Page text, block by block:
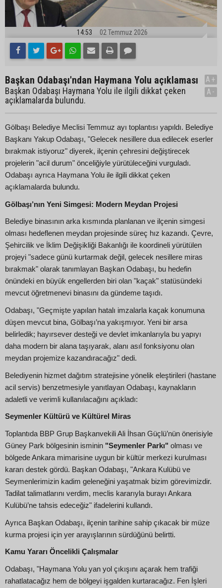
14:53 02 Temmuz 2026
Başkan Odabaşı'ndan Haymana Yolu açıklaması
Başkan Odabaşı Haymana Yolu ile ilgili dikkat çeken
açıklamalarda bulundu.
A+
A-
Gölbaşı Belediye Meclisi Temmuz ayı toplantısı yapıldı. Belediye
Başkanı Yakup Odabaşı, "Gelecek nesillere dua edilecek eserler
bırakmak istiyoruz" diyerek, ilçenin çehresini değiştirecek
projelerin "acil durum" önceliğiyle yürütüleceğini vurguladı.
Odabaşı ayrıca Haymana Yolu ile ilgili dikkat çeken
açıklamalarda bulundu.
Gölbaşı’nın Yeni Simgesi: Modern Meydan Projesi
Belediye binasının arka kısmında planlanan ve ilçenin simgesi
olması hedeflenen meydan projesinde süreç hız kazandı. Çevre,
Şehircilik ve İklim Değişikliği Bakanlığı ile koordineli yürütülen
projeyi "sadece günü kurtarmak değil, gelecek nesillere miras
bırakmak" olarak tanımlayan Başkan Odabaşı, bu hedefin
önündeki en büyük engellerden biri olan "kaçak" statüsündeki
mevcut öğretmenevi binasını da gündeme taşıdı.
Odabaşı, "Geçmişte yapılan hatalı imzalarla kaçak konumuna
düşen mevcut bina, Gölbaşı’na yakışmıyor. Yeni bir arsa
belirledik; hayırsever desteği ve devlet imkanlarıyla bu yapıyı
daha modern bir alana taşıyarak, alanı asıl fonksiyonu olan
meydan projemize kazandıracağız" dedi.
Belediyenin hizmet dağıtım stratejisine yönelik eleştirileri (hastane
acil servis) benzetmesiyle yanıtlayan Odabaşı, kaynakların
adaletli ve verimli kullanılacağını açıkladı:
Seymenler Kültürü ve Kültürel Miras
Toplantıda BBP Grup Başkanvekili Ali İhsan Güçlü’nün önerisiyle
Güney Park bölgesinin isminin "Seymenler Parkı" olması ve
bölgede Ankara mimarisine uygun bir kültür merkezi kurulması
kararı destek gördü. Başkan Odabaşı, "Ankara Kulübü ve
Seymenlerimizin kadim geleneğini yaşatmak bizim görevimizdir.
Tadilat talimatlarını verdim, meclis kararıyla burayı Ankara
Kulübü’ne tahsis edeceğiz" ifadelerini kullandı.
Ayrıca Başkan Odabaşı, ilçenin tarihine sahip çıkacak bir müze
kurma projesi için yer arayışlarının sürdüğünü belirtti.
Kamu Yararı Öncelikli Çalışmalar
Odabaşı, "Haymana Yolu yan yol çıkışını açarak hem trafiği
rahatlatacağız hem de bölgeyi işgalden kurtaracağız. Fen İşleri